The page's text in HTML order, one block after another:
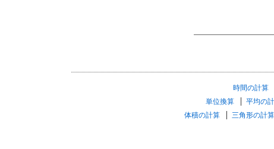
時間の計算
単位換算
平均の
体積の計算
三角形の計算